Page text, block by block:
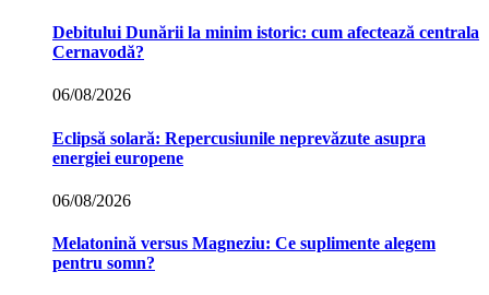
Debitului Dunării la minim istoric: cum afectează centrala
Cernavodă?
06/08/2026
Eclipsă solară: Repercusiunile neprevăzute asupra
energiei europene
06/08/2026
Melatonină versus Magneziu: Ce suplimente alegem
pentru somn?